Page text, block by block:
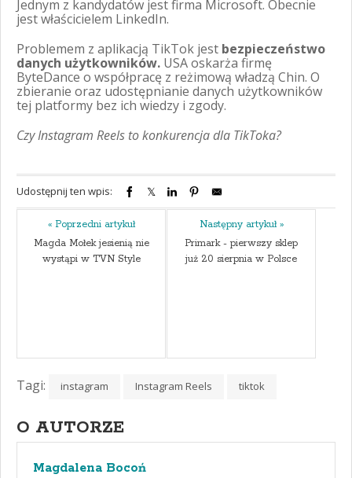
Jednym z kandydatów jest firma Microsoft. Obecnie
jest właścicielem LinkedIn.
Problemem z aplikacją TikTok jest bezpieczeństwo
danych użytkowników. USA oskarża firmę
ByteDance o współpracę z reżimową władzą Chin. O
zbieranie oraz udostępnianie danych użytkowników
tej platformy bez ich wiedzy i zgody.
Czy Instagram Reels to konkurencja dla TikToka?
Udostępnij ten wpis:
« Poprzedni artykuł
Magda Mołek jesienią nie
wystąpi w TVN Style
Następny artykuł »
Primark - pierwszy sklep
już 20 sierpnia w Polsce
Tagi: instagram Instagram Reels tiktok
O AUTORZE
Magdalena Bocoń